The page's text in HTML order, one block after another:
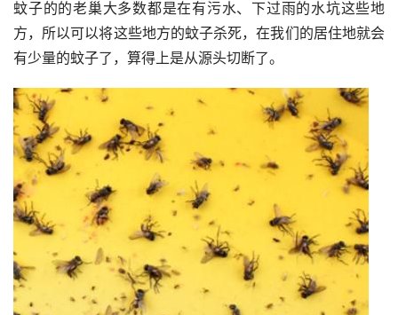
蚊子的的老巢大多数都是在有污水、下过雨的水坑这些地
方，所以可以将这些地方的蚊子杀死，在我们的居住地就会
有少量的蚊子了，算得上是从源头切断了。